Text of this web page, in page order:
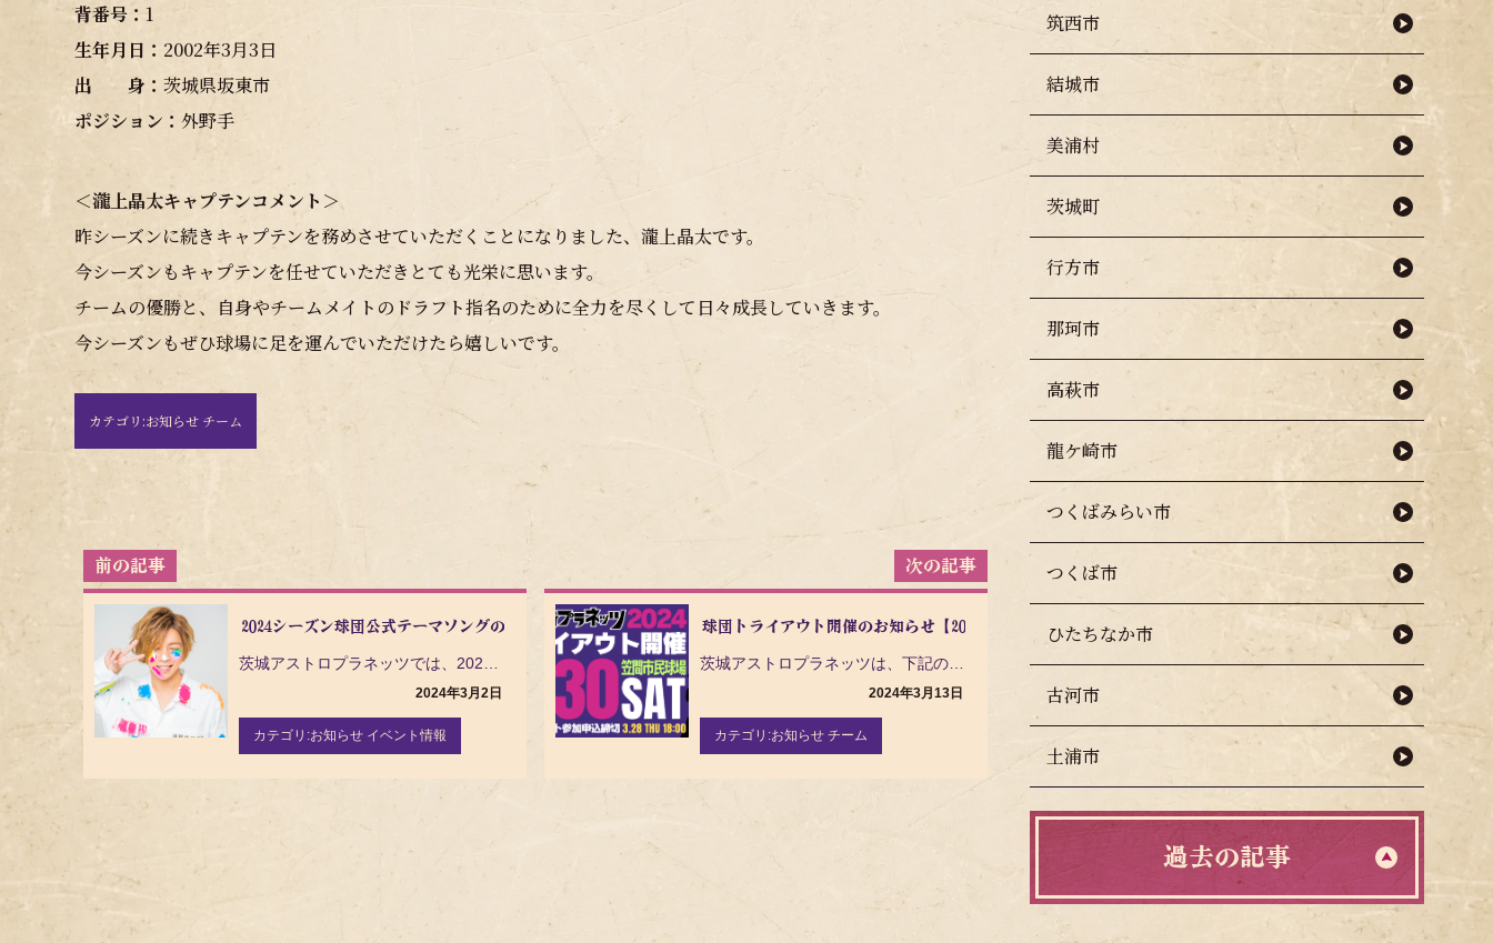
背番号： 1
生年月日： 2002年3月3日
出 身： 茨城県坂東市
ポジション： 外野手
＜瀧上晶太キャプテンコメント＞
昨シーズンに続きキャプテンを務めさせていただくことになりました、瀧上晶太です。
今シーズンもキャプテンを任せていただきとても光栄に思います。
チームの優勝と、自身やチームメイトのドラフト指名のために全力を尽くして日々成長していきます。
今シーズンもぜひ球場に足を運んでいただけたら嬉しいです。
カテゴリ:お知らせ チーム
投
稿
ー
シ
2024シーズン球団公式テーマソングのお知らせ
2024年3月2日
カテゴリ:お知らせ イベント情報
球団トライアウト開催のお知らせ【2024年3月30日(土)】
2024年3月13日
カテゴリ:お知らせ チーム
筑西市
結城市
美浦村
茨城町
行方市
那珂市
高萩市
龍ケ崎市
つくばみらい市
つくば市
ひたちなか市
古河市
土浦市
過去の記事